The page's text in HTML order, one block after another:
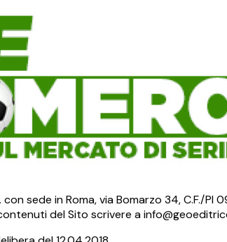
sede in Roma, via Bomarzo 34, C.F./
del Sito scrivere a